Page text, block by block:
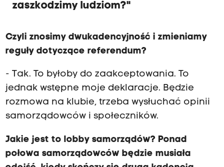
zaszkodzimy ludziom?"
Czyli znosimy dwukadencyjność i zmieniamy
reguły dotyczące referendum?
- Tak. To byłoby do zaakceptowania. To
jednak wstępne moje deklaracje. Będzie
rozmowa na klubie, trzeba wysłuchać opinii
samorządowców i społeczników.
Jakie jest to lobby samorządów? Ponad
połowa samorządowców będzie musiała